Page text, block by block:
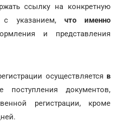
ссылку на конкретную
с указанием, что именно
и представления
осуществляется в
поступления документов,
регистрации, кроме